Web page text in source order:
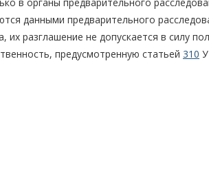
данными предварительного
их разглашение не допускается в силу
предусмотренную статьей 310